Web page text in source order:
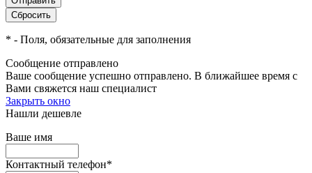
* - Поля, обязательные для заполнения
Сообщение отправлено
Ваше сообщение успешно отправлено. В ближайшее время с
Вами свяжется наш специалист
Закрыть окно
Нашли дешевле
Ваше имя
Контактный телефон*